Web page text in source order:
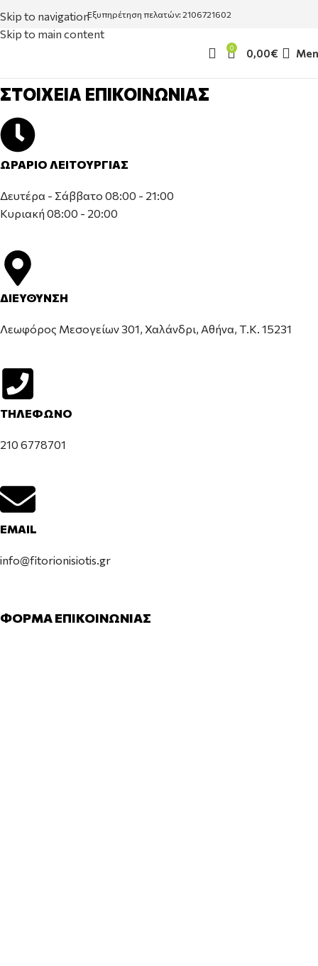
Skip to navigation
Skip to main content
Εξυπηρέτηση πελατών: 2106721602
0 0,00€
ΣΤΟΙΧΕΙΑ ΕΠΙΚΟΙΝΩΝΙΑΣ
ΩΡΑΡΙΟ ΛΕΙΤΟΥΡΓΙΑΣ
Δευτέρα - Σάββατο 08:00 - 21:00
Κυριακή 08:00 - 20:00
ΔΙΕΥΘΥΝΣΗ
Λεωφόρος Μεσογείων 301, Χαλάνδρι, Αθήνα, Τ.Κ. 15231
ΤΗΛΕΦΩΝΟ
210 6778701
EMAIL
info@fitorionisiotis.gr
ΦΟΡΜΑ ΕΠΙΚΟΙΝΩΝΙΑΣ